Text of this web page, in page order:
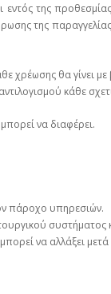
εντός της
της
χρέωσης θα
κάθε
να διαφέρει.
πάροχο υπηρεσιών.
συστήματος
να αλλάξει